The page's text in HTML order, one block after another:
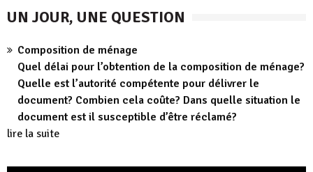
UN JOUR, UNE QUESTION
Composition de ménage
Quel délai pour l’obtention de la composition de ménage?
Quelle est l’autorité compétente pour délivrer le
document? Combien cela coûte? Dans quelle situation le
document est il susceptible d’être réclamé?
lire la suite